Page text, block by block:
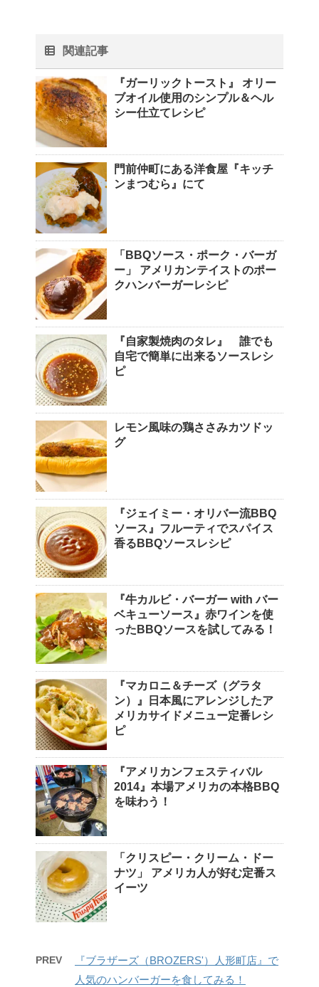
関連記事
『ガーリックトースト』 オリー
ブオイル使用のシンプル＆ヘル
シー仕立てレシピ
門前仲町にある洋食屋『キッチ
ンまつむら』にて
「BBQソース・ポーク・バーガ
ー」 アメリカンテイストのポー
クハンバーガーレシピ
『自家製焼肉のタレ』 誰でも
自宅で簡単に出来るソースレシ
ピ
レモン風味の鶏ささみカツドッ
グ
『ジェイミー・オリバー流BBQ
ソース』フルーティでスパイス
香るBBQソースレシピ
『牛カルビ・バーガー with バー
ベキューソース』赤ワインを使
ったBBQソースを試してみる！
『マカロニ＆チーズ（グラタ
ン）』日本風にアレンジしたア
メリカサイドメニュー定番レシ
ピ
『アメリカンフェスティバル
2014』本場アメリカの本格BBQ
を味わう！
「クリスピー・クリーム・ドー
ナツ」 アメリカ人が好む定番ス
イーツ
PREV
『ブラザーズ（BROZERS'）人形町店』で
人気のハンバーガーを食してみる！